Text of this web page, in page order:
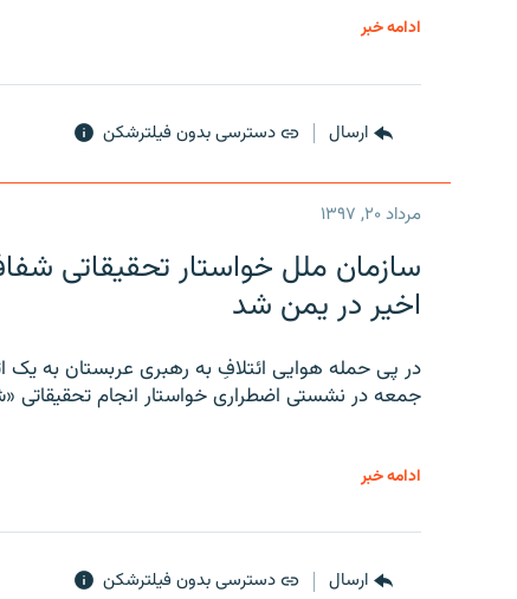
ادامه خبر
ارسال دسترسی بدون فیلترشکن
مرداد ۲۰, ۱۳۹۷
سازمان ملل خواستار تحقیقاتی
اخیر در یمن شد
در پی حمله هوایی ائتلافِ به رهبری عربستان به
جمعه در نشستی اضطراری خواستار انجام تحقیقاتی
ادامه خبر
ارسال دسترسی بدون فیلترشکن